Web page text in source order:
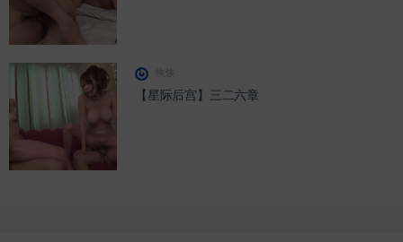
【星际后宫】三二六章